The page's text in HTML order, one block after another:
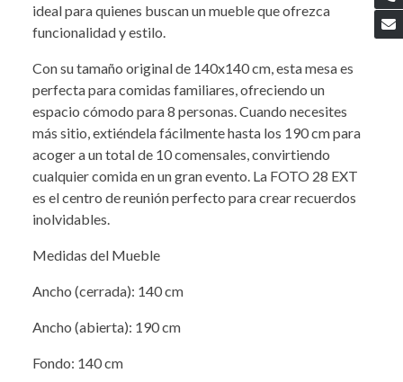
ideal para quienes buscan un mueble que ofrezca
funcionalidad y estilo.
Con su tamaño original de 140x140 cm, esta mesa es
perfecta para comidas familiares, ofreciendo un
espacio cómodo para 8 personas. Cuando necesites
más sitio, extiéndela fácilmente hasta los 190 cm para
acoger a un total de 10 comensales, convirtiendo
cualquier comida en un gran evento. La FOTO 28 EXT
es el centro de reunión perfecto para crear recuerdos
inolvidables.
Medidas del Mueble
Ancho (cerrada): 140 cm
Ancho (abierta): 190 cm
Fondo: 140 cm